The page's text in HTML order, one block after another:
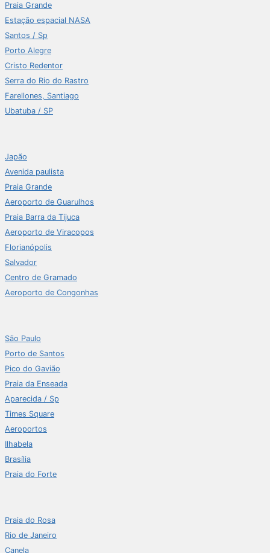
Praia Grande
Estação espacial NASA
Santos / Sp
Porto Alegre
Cristo Redentor
Serra do Rio do Rastro
Farellones, Santiago
Ubatuba / SP
Japão
Avenida paulista
Praia Grande
Aeroporto de Guarulhos
Praia Barra da Tijuca
Aeroporto de Viracopos
Florianópolis
Salvador
Centro de Gramado
Aeroporto de Congonhas
São Paulo
Porto de Santos
Pico do Gavião
Praia da Enseada
Aparecida / Sp
Times Square
Aeroportos
Ilhabela
Brasília
Praia do Forte
Praia do Rosa
Rio de Janeiro
Canela